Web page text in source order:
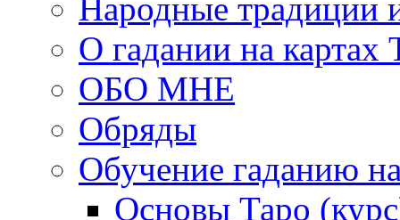
Народные традиции
О гадании на картах
ОБО МНЕ
Обряды
Обучение гаданию
Основы Таро